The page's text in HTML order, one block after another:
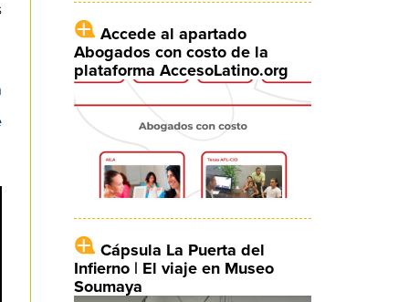
Accede al apartado
Abogados con costo de la
plataforma AccesoLatino.org
Cápsula La Puerta del
Infierno | El viaje en Museo
Soumaya